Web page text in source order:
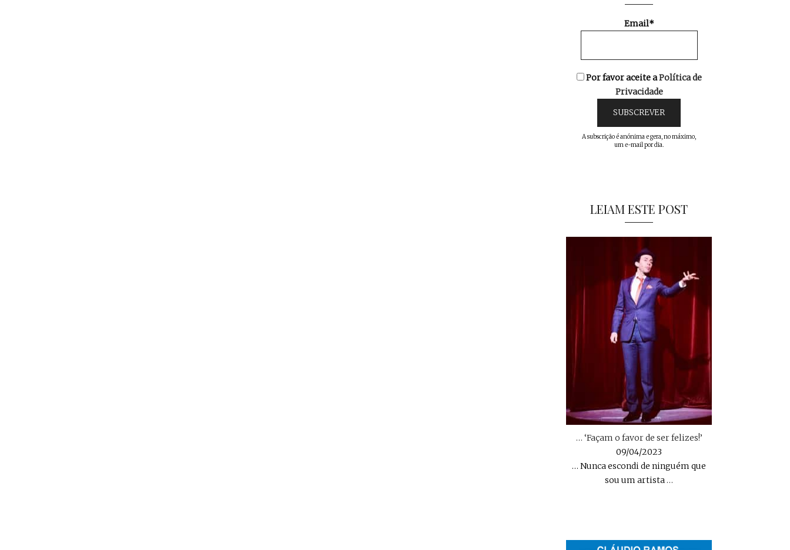
Email*
Por favor aceite aPolítica de
Privacidade
A subscrição é anónima e gera, no máximo,
um e-mail por dia.
LEIAM ESTE POST
… ‘Façam o favor de ser felizes!’
09/04/2023
… Nunca escondi de ninguém que
sou um artista…